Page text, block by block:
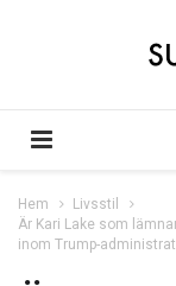
Hem
Livsstil
Är Kari Lake som
inom Trump-